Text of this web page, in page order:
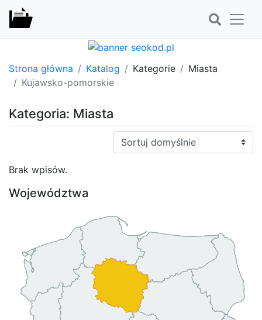
Strona główna Katalog Kategorie
Miasta
Kujawsko-pomorskie
Kategoria: Miasta
Sortuj:
Brak wpisów.
Województwa